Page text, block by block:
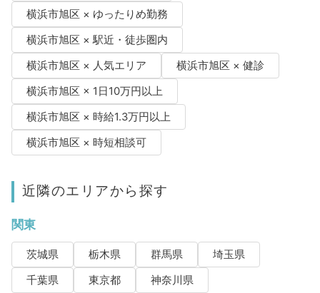
横浜市旭区 × ゆったりめ勤務
横浜市旭区 × 駅近・徒歩圏内
横浜市旭区 × 人気エリア
横浜市旭区 × 健診
横浜市旭区 × 1日10万円以上
横浜市旭区 × 時給1.3万円以上
横浜市旭区 × 時短相談可
近隣のエリアから探す
関東
茨城県 栃木県 群馬県
埼玉県
千葉県
東京都 神奈川県